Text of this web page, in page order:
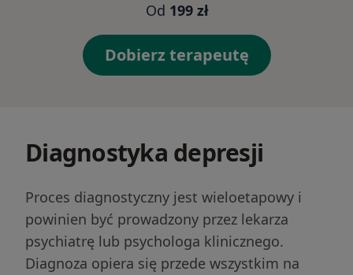
Od 199 zł
Dobierz terapeutę
Diagnostyka depresji
Proces diagnostyczny jest wieloetapowy i
powinien być prowadzony przez lekarza
psychiatrę lub psychologa klinicznego.
Diagnoza opiera się przede wszystkim na